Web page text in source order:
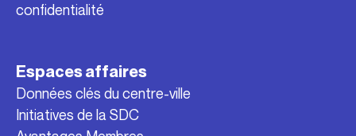
confidentialité
Espaces affaires
Données clés du centre-ville
Initiatives de la SDC